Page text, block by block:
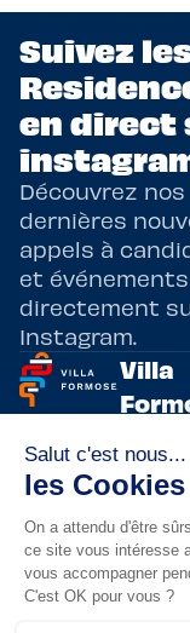
Suivez
en direct
Découvrez nos
dernières
appels à
et événements
directement
Instagram.
Programmes
de
résidences
artistiques
bilatérales,
entre la
France et
Taïwan.
Villa
un
Lieux